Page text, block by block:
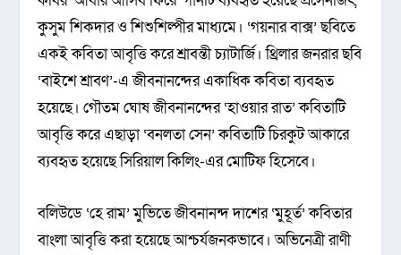
কুসুম শিকদার ও শিশুশিল্পীর মাধ্যমে। ‘গয়নার বাক্স’ ছবিতে
একই কবিতা আবৃত্তি করে শ্রাবন্তী চ্যাটার্জি। থ্রিলার জনরার ছবি
‘বাইশে শ্রাবণ’-এ জীবনানন্দের একাধিক কবিতা ব্যবহৃত
হয়েছে। গৌতম ঘোষ জীবনানন্দের ‘হাওয়ার রাত’ কবিতাটি
আবৃত্তি করে এছাড়া ‘বনলতা সেন’ কবিতাটি চিরকুট আকারে
ব্যবহৃত হয়েছে সিরিয়াল কিলিং-এর মোটিফ হিসেবে।
বলিউডে ‘হে রাম’ মুভিতে জীবনানন্দ দাশের ‘মুহূর্ত’ কবিতার
বাংলা আবৃত্তি করা হয়েছে আশ্চর্যজনকভাবে। অভিনেত্রী রাণী